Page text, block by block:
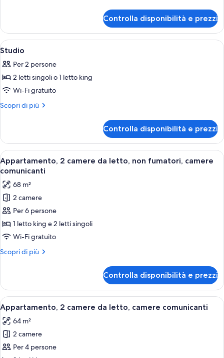
Bedrooom
Apartment
Controlla disponibilità e prezzi
Apri
tutte
le
foto
per
Studio
Biancheria da letto ipoallergenica,
26
Studio
Per 2 persone
2 letti singoli o 1 letto king
Wi-Fi gratuito
Scopri di più
Altri
Controlla disponibilità e prezzi
Apri
tutte
le
foto
per
Appartamento,
2
camere
da
letto,
fumatori,
camere
comunicanti
Camera d'albergo moderna con
10
Appartamento, 2 camere da letto, non fumatori, camere
comunicanti
68 m²
2 camere
Per 6 persone
1 letto king e 2 letti singoli
Wi-Fi gratuito
Scopri di più
Altri
2
camere
da
letto,
non
fumatori,
camere
comunicanti
Controlla disponibilità e prezzi
Apri
tutte
le
foto
per
Una moderna camera d'albergo
10
Appartamento, 2 camere da letto, camere comunicanti
64 m²
2 camere
Per 4 persone